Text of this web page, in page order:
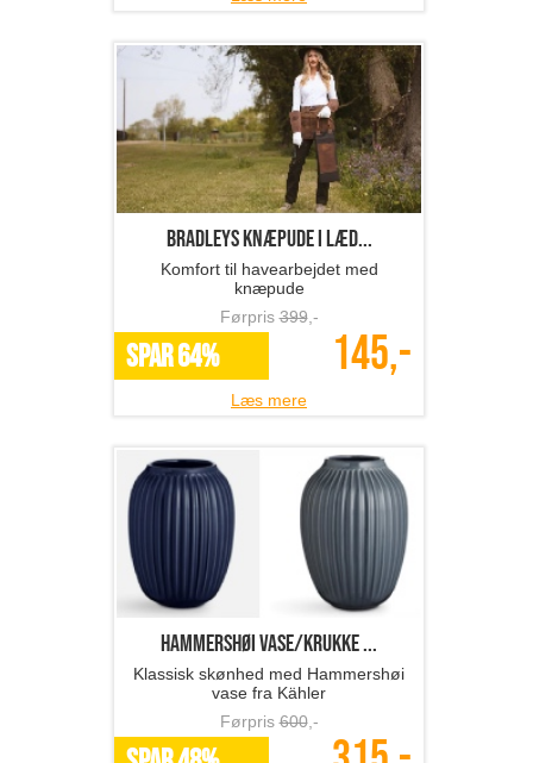
BRADLEYS knæpude i læd...
Komfort til havearbejdet med
knæpude
Førpris399,-
SPAR 64% 145,-
Læs mere
Hammershøi vase/krukke ...
Klassisk skønhed med Hammershøi
vase fra Kähler
Førpris600,-